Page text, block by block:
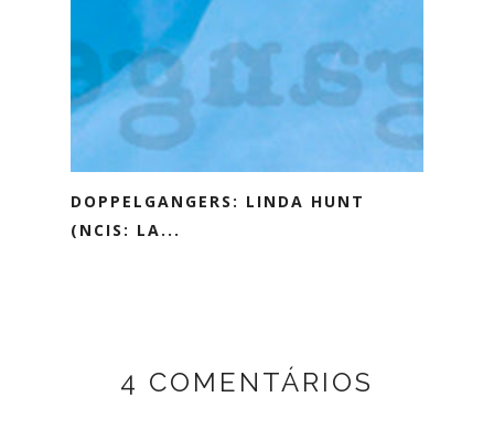
DOPPELGANGERS: LINDA HUNT
(NCIS: LA...
4 COMENTÁRIOS